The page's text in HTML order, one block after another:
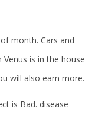
month. Cars and
is in the house
will also earn more.
is Bad. disease